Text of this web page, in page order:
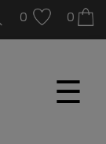
0 0
☰